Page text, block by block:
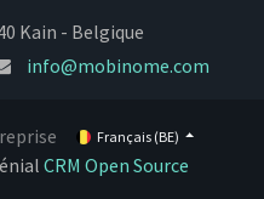
Kain - Belgique
info@mobinome.com
Français (BE)
CRM Open Source